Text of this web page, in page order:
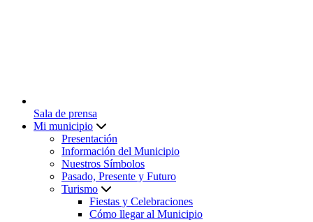
Sala de prensa
Mi municipio
Presentación
Información del Municipio
Nuestros Símbolos
Pasado, Presente y Futuro
Turismo
Fiestas y Celebraciones
Cómo llegar al Municipio